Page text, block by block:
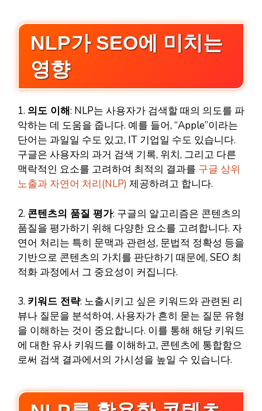
NLP가 SEO에 미치는
영향
1. 의도 이해: NLP는 사용자가 검색할 때의 의도를 파
악하는 데 도움을 줍니다. 예를 들어, “Apple”이라는
단어는 과일일 수도 있고, IT 기업일 수도 있습니다.
구글은 사용자의 과거 검색 기록, 위치, 그리고 다른
맥락적인 요소를 고려하여 최적의 결과를 구글 상위
노출과 자연어 처리(NLP) 제공하려고 합니다.
2. 콘텐츠의 품질 평가: 구글의 알고리즘은 콘텐츠의
품질을 평가하기 위해 다양한 요소를 고려합니다. 자
연어 처리는 특히 문맥과 관련성, 문법적 정확성 등을
기반으로 콘텐츠의 가치를 판단하기 때문에, SEO 최
적화 과정에서 그 중요성이 커집니다.
3. 키워드 전략: 노출시키고 싶은 키워드와 관련된 리
뷰나 질문을 분석하여, 사용자가 흔히 묻는 질문 유형
을 이해하는 것이 중요합니다. 이를 통해 해당 키워드
에 대한 유사 키워드를 이해하고, 콘텐츠에 통합함으
로써 검색 결과에서의 가시성을 높일 수 있습니다.